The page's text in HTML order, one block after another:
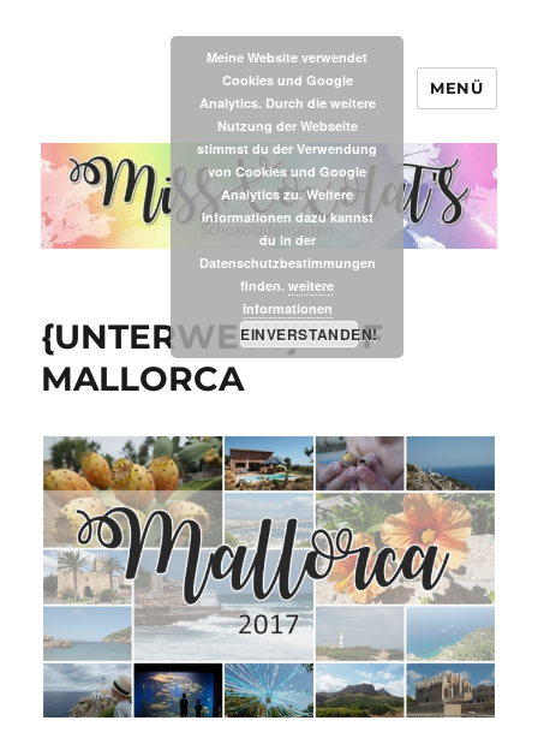
MissXoxolat's
MENÜ
{UNTERWEGS} AUF
MALLORCA
Meine Website verwendet
Cookies und Google
Analytics. Durch die weitere
Nutzung der Webseite
stimmst du der Verwendung
von Cookies und Google
Analytics zu. Weitere
Informationen dazu kannst
du in der
Datenschutzbestimmungen
finden. weitere
Informationen
EINVERSTANDEN!